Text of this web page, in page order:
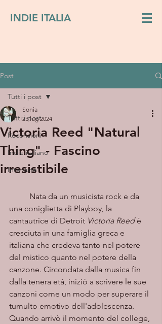
INDIE ITALIA
Post
Tutti i post
Recensioni
Indie italiano
Interviste
Tutti i post
Victoria Reed "Natural
Thing" - Fascino
irresistibile
Sonia
23 lug 2024
una coniglietta di Playboy, la
cantautrice di Detroit Victoria Reed è
cresciuta in una famiglia greca e
italiana che credeva tanto nel potere
del mistico quanto nel potere della
canzone. Circondata dalla musica fin
dalla tenera età, iniziò a scrivere le sue
canzoni come un modo per superare il
tumulto emotivo dell'adolescenza.
Quando arrivò il momento del college,